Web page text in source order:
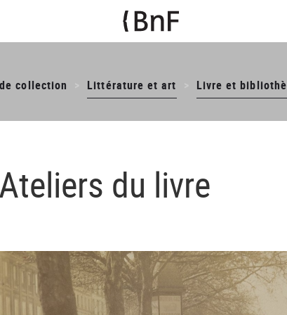
collection Littérature et art
Livre et
Ateliers du livre